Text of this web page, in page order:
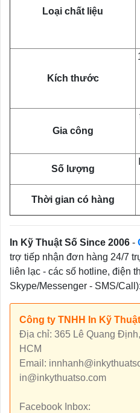
Loại chất liệu
Kích thước
Gia công
Số lượng
Thời gian có hàng
In Kỹ Thuật Số Since 2006 -
trợ tiếp nhận đơn hàng 24/7
liên lạc - các số hotline, điện
Skype/Messenger - SMS/Call):
Công ty TNHH In Kỹ
Địa chỉ: 365 Lê Quang
HCM
Email:
in@inkythuatso.com
Facebook Inbox: